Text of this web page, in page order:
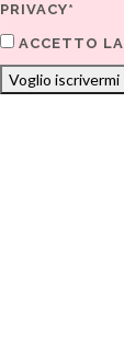
PRIVACY*
ACCETTO LA
Voglio iscrivermi